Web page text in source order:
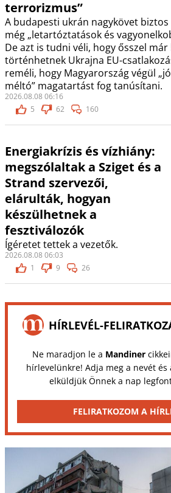
terrorizmus”
A budapesti ukrán nagykövet
még „letartóztatások és
De azt is tudni véli, hogy ősszel
történhetnek Ukrajna EU-
reméli, hogy Magyarország végül
méltó” magatartást fog tanúsítani.
2026.08.08 06:16
5
62 160
Energiakrízis és vízhiány:
megszólaltak a Sziget és a
Strand szervezői,
elárulták, hogyan
készülhetnek a
fesztiválozók
Ígéretet tettek a vezetők.
2026.08.08 06:03
1
9 26
HÍRLEVÉL-
Ne maradjon le a Mandiner
hírlevelünkre! Adja meg a nevét és
elküldjük Önnek a nap
FELIRATKOZOM A